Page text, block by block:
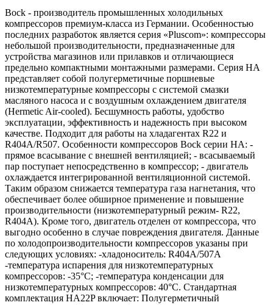
Bock - производитель промышленных холодильных
компрессоров премиум-класса из Германии. Особенностью
последних разработок является серия «Pluscom»: компрессоры
небольшой производительности, предназначенные для
устройства магазинов или прилавков и отличающиеся
предельно компактными монтажными размерами. Серия HA
представляет собой полугерметичные поршневые
низкотемпературные компрессоры с системой смазки
масляного насоса и с воздушным охлаждением двигателя
(Hermetic Air-cooled). Бесшумность работы, удобство
эксплуатации, эффективность и надежность при высоком
качестве. Подходит для работы на хладагентах R22 и
R404A/R507. Особенности компрессоров Bock серии НА: -
прямое всасывание с внешней вентиляцией; - всасываемый
пар поступает непосредственно в компрессор; - двигатель
охлаждается интегрированной вентиляционной системой.
Таким образом снижается температура газа нагнетания, что
обеспечивает более обширное применение и повышение
производительности (низкотемпературный режим- R22,
R404A). Кроме того, двигатель отделен от компрессора, что
выгодно особенно в случае повреждения двигателя. Данные
по холодопроизводительности компрессоров указаны при
следующих условиях: -хладоноситель: R404A/507A
-температура испарения для низкотемпературных
компрессоров: -35°C; -температура конденсации для
низкотемпературных компрессоров: 40°C. Стандартная
комплектация HA22P включает: Полугерметичный